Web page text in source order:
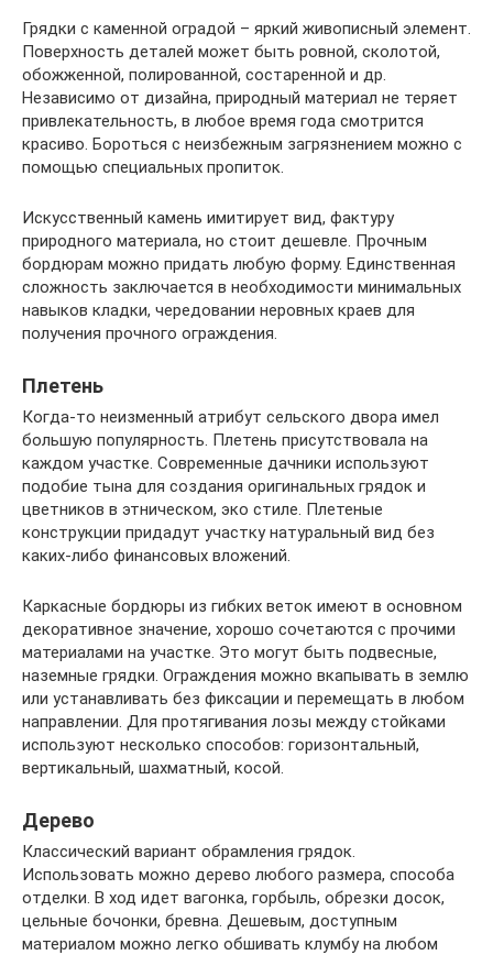
Грядки с каменной оградой – яркий живописный элемент.
Поверхность деталей может быть ровной, сколотой,
обожженной, полированной, состаренной и др.
Независимо от дизайна, природный материал не теряет
привлекательность, в любое время года смотрится
красиво. Бороться с неизбежным загрязнением можно с
помощью специальных пропиток.
Искусственный камень имитирует вид, фактуру
природного материала, но стоит дешевле. Прочным
бордюрам можно придать любую форму. Единственная
сложность заключается в необходимости минимальных
навыков кладки, чередовании неровных краев для
получения прочного ограждения.
Плетень
Когда-то неизменный атрибут сельского двора имел
большую популярность. Плетень присутствовала на
каждом участке. Современные дачники используют
подобие тына для создания оригинальных грядок и
цветников в этническом, эко стиле. Плетеные
конструкции придадут участку натуральный вид без
каких-либо финансовых вложений.
Каркасные бордюры из гибких веток имеют в основном
декоративное значение, хорошо сочетаются с прочими
материалами на участке. Это могут быть подвесные,
наземные грядки. Ограждения можно вкапывать в землю
или устанавливать без фиксации и перемещать в любом
направлении. Для протягивания лозы между стойками
используют несколько способов: горизонтальный,
вертикальный, шахматный, косой.
Дерево
Классический вариант обрамления грядок.
Использовать можно дерево любого размера, способа
отделки. В ход идет вагонка, горбыль, обрезки досок,
цельные бочонки, бревна. Дешевым, доступным
материалом можно легко обшивать клумбу на любом